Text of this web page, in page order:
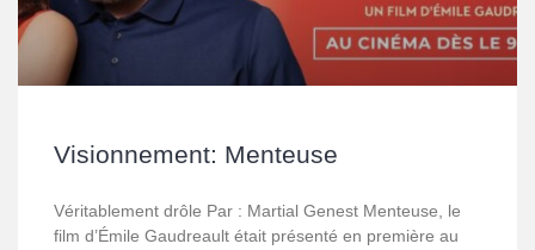
Visionnement: Menteuse
Véritablement drôle Par : Martial Genest Menteuse, le
film d’Émile Gaudreault était présenté en première au